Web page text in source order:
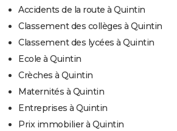
Accidents de la route à Quintin
Classement des collèges à Quintin
Classement des lycées à Quintin
Ecole à Quintin
Crèches à Quintin
Maternités à Quintin
Entreprises à Quintin
Prix immobilier à Quintin